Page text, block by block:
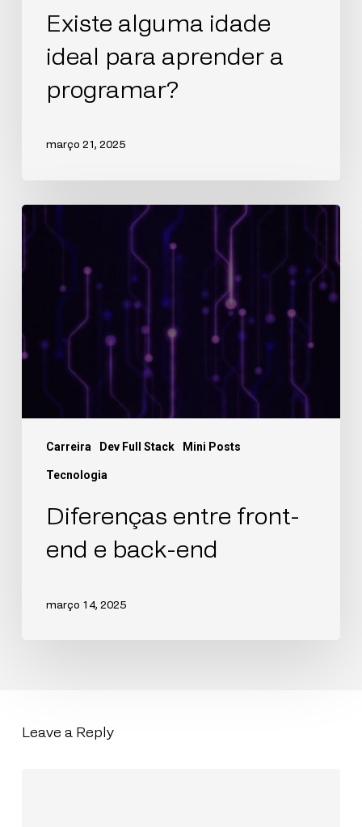
Existe alguma idade
ideal para aprender a
programar?
março 21, 2025
Carreira Dev Full Stack Mini Posts
Tecnologia
Diferenças entre front-
end e back-end
março 14, 2025
Leave a Reply